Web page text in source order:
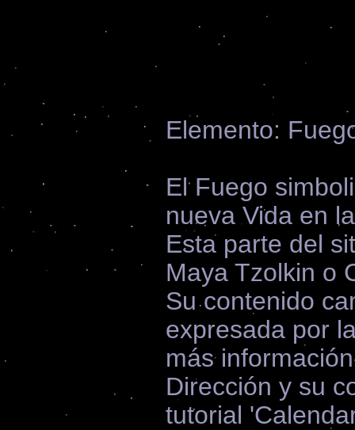
Elemento:
El Fuego
nueva Vida en
Esta parte del
Maya Tzolkin o
Su contenido
expresada por
más
Dirección y su
tutorial